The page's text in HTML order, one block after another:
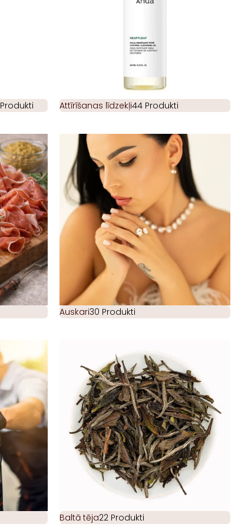
Attīrīšanas līdzekļi44 Produkti
Auskari30 Produkti
Baltā tēja22 Produkti